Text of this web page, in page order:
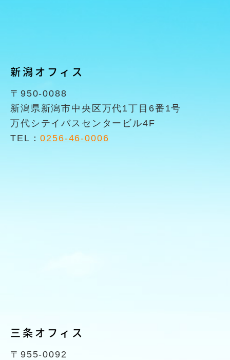
新潟オフィス
〒950-0088
新潟県新潟市中央区万代1丁目6番1号
万代シテイバスセンタービル4F
TEL：0256-46-0006
三条オフィス
〒955-0092